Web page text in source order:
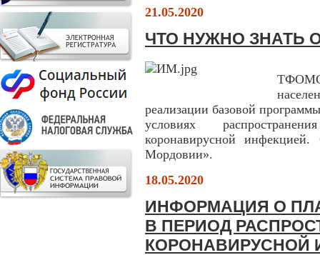
21.05.2020
ЧТО НУЖНО ЗНАТЬ
реализации базовой
условиях
коронавирусной инфекцией.
Мордовии».
18.05.2020
ИНФОРМАЦИЯ О
В ПЕРИОД
КОРОНАВИРУСНОЙ